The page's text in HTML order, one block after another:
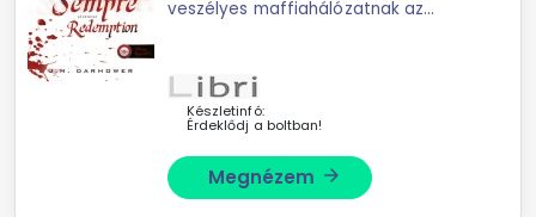
veszélyes maffiahálózatnak az
megbuktatni."Darhower nem
egyszerűen leír egy történetet;
hanem eléri;hogy ÉREZZÜK azt ...
Készletinfó:
Érdeklődj a boltban!
Megnézem arrow_forward